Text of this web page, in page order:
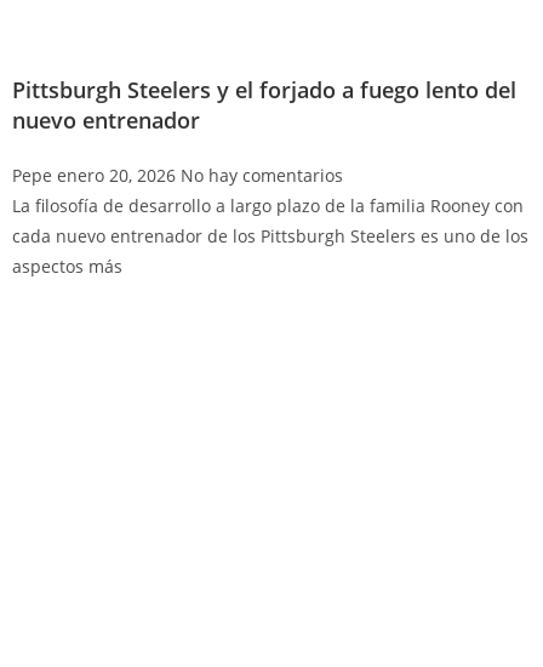
Pittsburgh Steelers y el forjado a fuego lento del
nuevo entrenador
Pepe enero 20, 2026 No hay comentarios
La filosofía de desarrollo a largo plazo de la familia Rooney con
cada nuevo entrenador de los Pittsburgh Steelers es uno de los
aspectos más